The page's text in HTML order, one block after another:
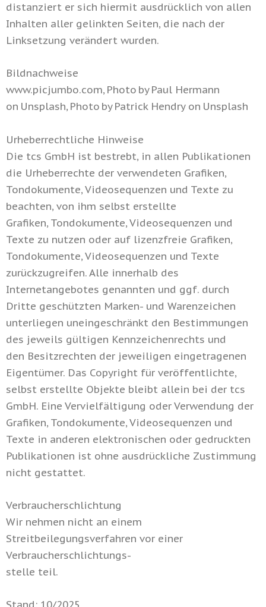
distanziert er sich hiermit ausdrücklich von allen
Inhalten aller gelinkten Seiten, die nach der
Linksetzung verändert wurden.
Bildnachweise
www.picjumbo.com, Photo by Paul Hermann
on Unsplash, Photo by Patrick Hendry on Unsplash
Urheberrechtliche Hinweise
Die tcs GmbH ist bestrebt, in allen Publikationen
die Urheberrechte der verwendeten Grafiken,
Tondokumente, Videosequenzen und Texte zu
beachten, von ihm selbst erstellte
Grafiken, Tondokumente, Videosequenzen und
Texte zu nutzen oder auf lizenzfreie Grafiken,
Tondokumente, Videosequenzen und Texte
zurückzugreifen. Alle innerhalb des
Internetangebotes genannten und ggf. durch
Dritte geschützten Marken- und Warenzeichen
unterliegen uneingeschränkt den Bestimmungen
des jeweils gültigen Kennzeichenrechts und
den Besitzrechten der jeweiligen eingetragenen
Eigentümer. Das Copyright für veröffentlichte,
selbst erstellte Objekte bleibt allein bei der tcs
GmbH. Eine Vervielfältigung oder Verwendung der
Grafiken, Tondokumente, Videosequenzen und
Texte in anderen elektronischen oder gedruckten
Publikationen ist ohne ausdrückliche Zustimmung
nicht gestattet.
Verbraucherschlichtung
Wir nehmen nicht an einem
Streitbeilegungsverfahren vor einer
Verbraucherschlichtungs-
stelle teil.